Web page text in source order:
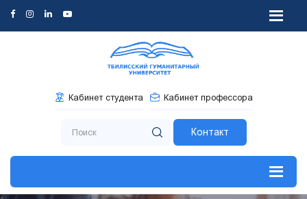
Кабинет студента Кабинет профессора
Контакт